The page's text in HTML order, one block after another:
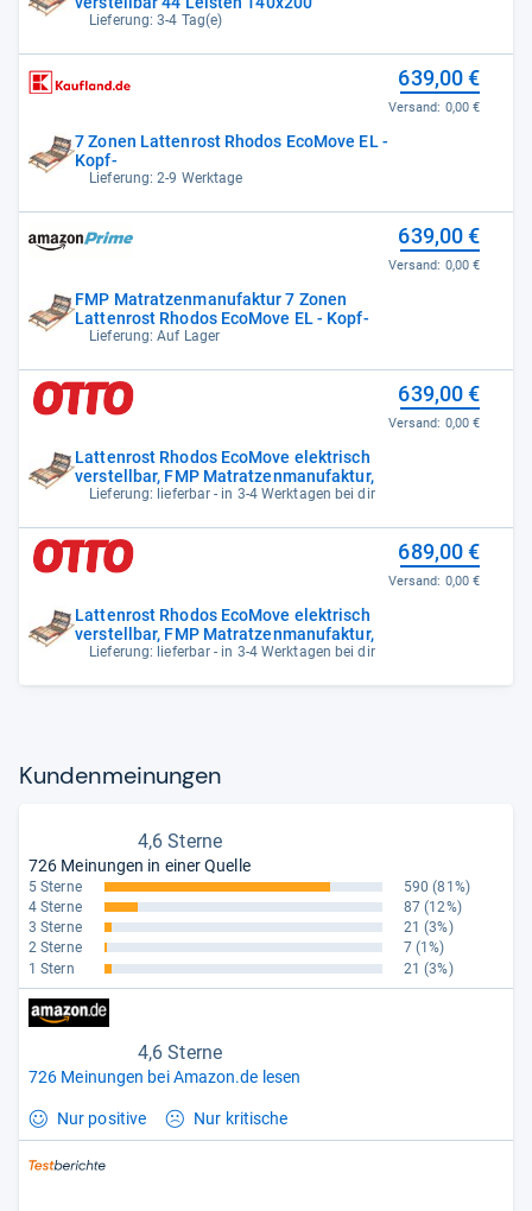
Lieferung: 3-4 Tag(e)
7 Zonen Lattenrost Rhodos EcoMove EL -
Kopf-
Lieferung: 2-9 Werktage
639,00 €
Versand: 0,00 €
FMP Matratzenmanufaktur 7 Zonen
Lattenrost Rhodos EcoMove EL - Kopf-
Lieferung: Auf Lager
639,00 €
Versand: 0,00 €
Lattenrost Rhodos EcoMove elektrisch
verstellbar, FMP Matratzenmanufaktur,
Lieferung: lieferbar - in 3-4 Werktagen bei dir
639,00 €
Versand: 0,00 €
Lattenrost Rhodos EcoMove elektrisch
verstellbar, FMP Matratzenmanufaktur,
Lieferung: lieferbar - in 3-4 Werktagen bei dir
689,00 €
Versand: 0,00 €
Kun­den­mei­nun­gen
4,6 Sterne
726 Meinungen in einer Quelle
5 Sterne 590 (81%)
4 Sterne
87 (12%)
3 Sterne
21 (3%)
2 Sterne
7 (1%)
1 Stern
21 (3%)
4,6 Sterne
726 Meinungen bei Amazon.de lesen
Nur positive Nur kritische